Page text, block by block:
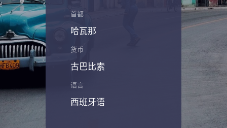
首都
哈瓦那
货币
古巴比索
语言
西班牙语